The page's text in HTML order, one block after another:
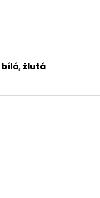
bílá, žlutá